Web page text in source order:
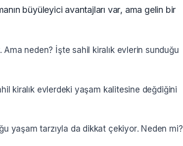
büyüleyici avantajları var, ama gelin bir
neden? İşte sahil kiralık evlerin sunduğu
kiralık evlerdeki yaşam kalitesine değdiğini
yaşam tarzıyla da dikkat çekiyor. Neden mi?